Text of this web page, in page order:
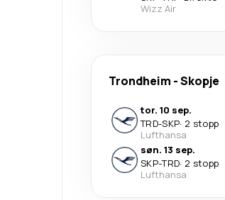
Wizz Air
Trondheim -Skopje
tor. 10 sep.
TRD-SKP· 2 stopp
Lufthansa
søn. 13 sep.
SKP-TRD· 2 stopp
Lufthansa